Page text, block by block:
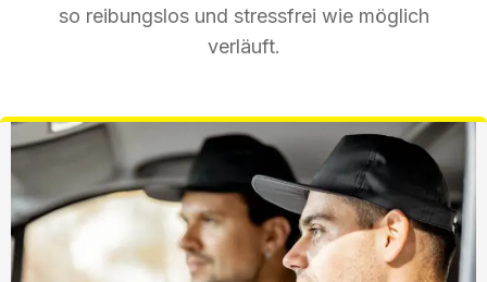
so reibungslos und stressfrei wie möglich
verläuft.